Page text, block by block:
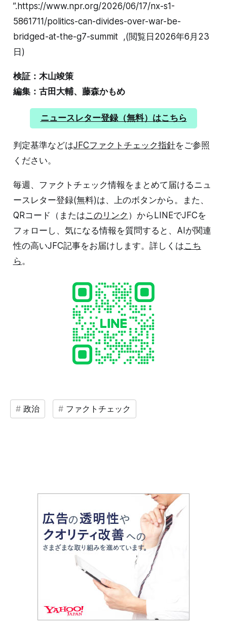
”.https://www.npr.org/2026/06/17/nx-s1-
5861711/politics-can-divides-over-war-be-
bridged-at-the-g7-summit ,(閲覧日2026年6月23
日)
検証：木山竣策
編集：古田大輔、藤森かもめ
ニュースレター登録（無料）はこちら
判定基準などはJFCファクトチェック指針をご参照
ください。
毎週、ファクトチェック情報をまとめて届けるニュ
ースレター登録(無料)は、上のボタンから。また、
QRコード（またはこのリンク ）からLINEでJFCを
フォローし、気になる情報を質問すると、AIが関連
性の高いJFC記事をお届けします。詳しくはこち
ら。
政治 ファクトチェック